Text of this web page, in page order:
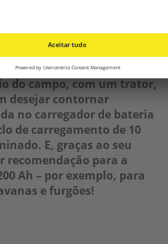
um SUV ou furgão. Em
do campo, com um trator,
desejar contornar
no carregador de bateria
de carregamento de 10
E, graças ao seu
recomendação para a
Ah – por exemplo, para
e furgões!